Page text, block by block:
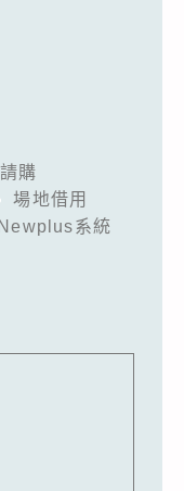
購
場地借用
系統